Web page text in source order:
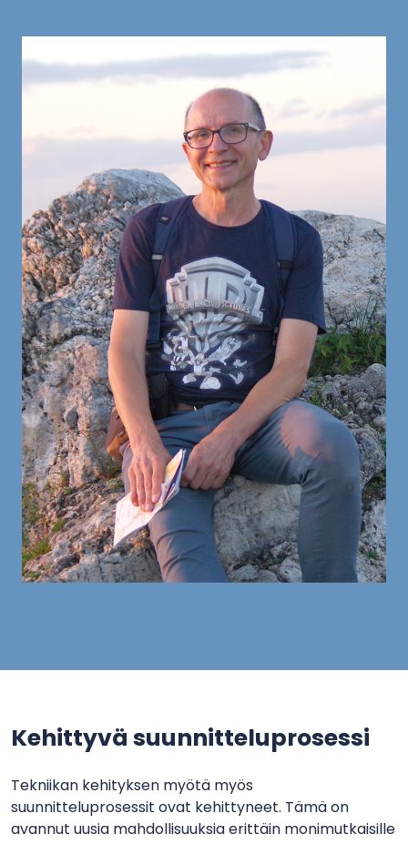
Kehittyvä suunnitteluprosessi
Tekniikan kehityksen myötä myös
suunnitteluprosessit ovat kehittyneet. Tämä on
avannut uusia mahdollisuuksia erittäin monimutkaisille